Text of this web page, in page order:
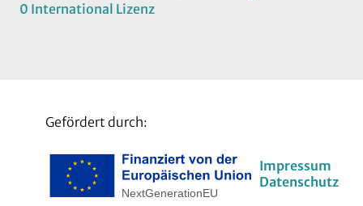
0 International Lizenz
Gefördert durch:
Impressum
Datenschutz